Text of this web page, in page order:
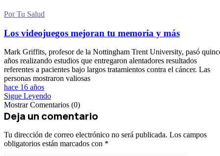
Por Tu Salud
Los videojuegos mejoran tu memoria y más
Mark Griffits, profesor de la Nottingham Trent University, pasó
años realizando estudios que entregaron alentadores resultados
referentes a pacientes bajo largos tratamientos contra el cáncer. Las
personas mostraron valiosas
hace 16 años
Sigue Leyendo
Mostrar Comentarios (0)
Deja un comentario
Tu dirección de correo electrónico no será publicada. Los campos
obligatorios están marcados con *